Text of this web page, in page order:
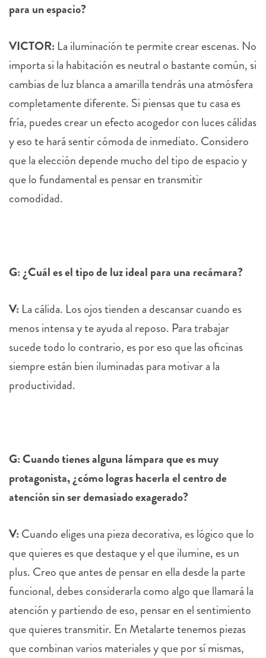
para un espacio?
VICTOR: La iluminación te permite crear escenas. No
importa si la habitación es neutral o bastante común, si
cambias de luz blanca a amarilla tendrás una atmósfera
completamente diferente. Si piensas que tu casa es
fría, puedes crear un efecto acogedor con luces cálidas
y eso te hará sentir cómoda de inmediato. Considero
que la elección depende mucho del tipo de espacio y
que lo fundamental es pensar en transmitir
comodidad.
G: ¿Cuál es el tipo de luz ideal para una recámara?
V: La cálida. Los ojos tienden a descansar cuando es
menos intensa y te ayuda al reposo. Para trabajar
sucede todo lo contrario, es por eso que las oficinas
siempre están bien iluminadas para motivar a la
productividad.
G: Cuando tienes alguna lámpara que es muy
protagonista, ¿cómo logras hacerla el centro de
atención sin ser demasiado exagerado?
V: Cuando eliges una pieza decorativa, es lógico que lo
que quieres es que destaque y el que ilumine, es un
plus. Creo que antes de pensar en ella desde la parte
funcional, debes considerarla como algo que llamará la
atención y partiendo de eso, pensar en el sentimiento
que quieres transmitir. En Metalarte tenemos piezas
que combinan varios materiales y que por sí mismas,